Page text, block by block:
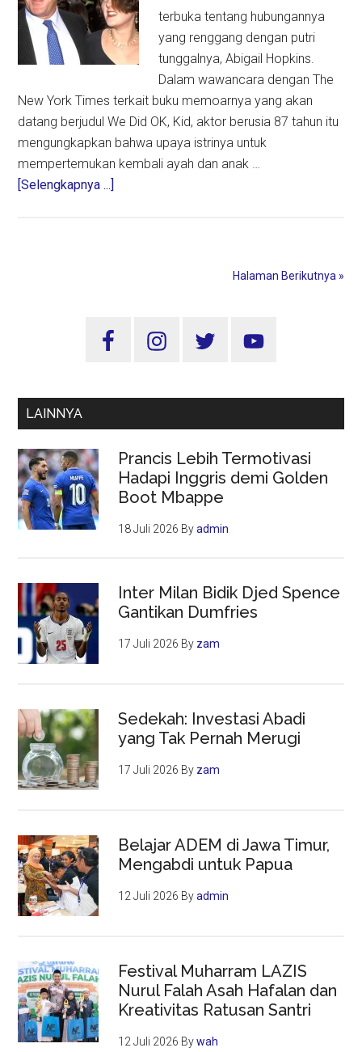
terbuka tentang hubungannya
yang renggang dengan putri
tunggalnya, Abigail Hopkins.
Dalam wawancara dengan The
New York Times terkait buku memoarnya yang akan
datang berjudul We Did OK, Kid, aktor berusia 87 tahun itu
mengungkapkan bahwa upaya istrinya untuk
mempertemukan kembali ayah dan anak …
[Selengkapnya ...]
dengan
Putrinya,
“Saya
yang
Saya
Bisa”
Halaman Berikutnya »
Sidebar
LAINNYA
Prancis Lebih Termotivasi
Hadapi Inggris demi Golden
Boot Mbappe
18 Juli 2026 Byadmin
Inter Milan Bidik Djed Spence
Gantikan Dumfries
17 Juli 2026 By zam
Sedekah: Investasi Abadi
yang Tak Pernah Merugi
17 Juli 2026 By zam
Belajar ADEM di Jawa Timur,
Mengabdi untuk Papua
12 Juli 2026 Byadmin
Festival Muharram LAZIS
Nurul Falah Asah Hafalan dan
Kreativitas Ratusan Santri
12 Juli 2026 Bywah